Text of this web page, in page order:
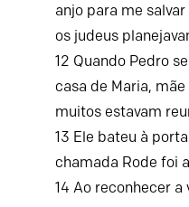
anjo para me
os judeus
12 Quando Pedro
casa de Maria,
muitos estavam
13 Ele bateu à
chamada Rode foi
14 Ao reconhecer a